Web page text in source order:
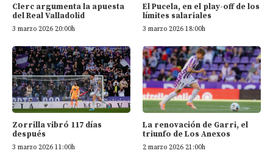
Clerc argumenta la apuesta
del Real Valladolid
3 marzo 2026 20:00h
El Pucela, en el play-off de los
límites salariales
3 marzo 2026 18:00h
Zorrilla vibró 117 días
después
3 marzo 2026 11:00h
La renovación de Garri, el
triunfo de Los Anexos
2 marzo 2026 21:00h